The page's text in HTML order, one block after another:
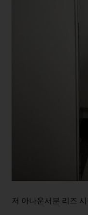
저 아나운서분 리즈